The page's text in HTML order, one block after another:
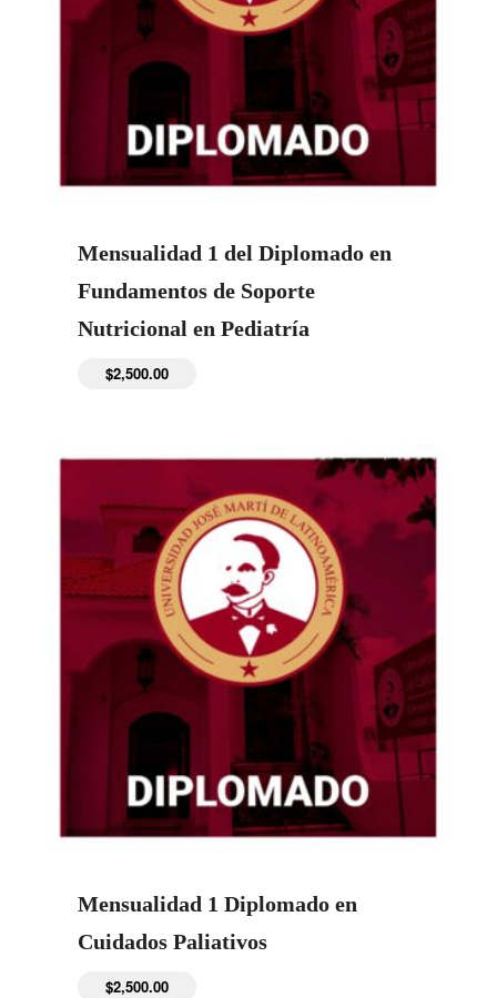
Mensualidad 1 del Diplomado en
Fundamentos de Soporte
Nutricional en Pediatría
$2,500.00
Mensualidad 1 Diplomado en
Cuidados Paliativos
$2,500.00